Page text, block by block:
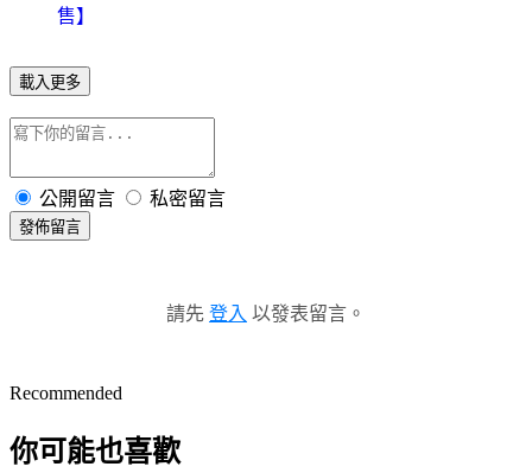
售】
載入更多
公開留言 私密留言
發佈留言
請先 登入 以發表留言。
Recommended
你可能也喜歡